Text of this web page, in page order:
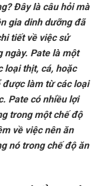
Đây là câu hỏi mà
gia dinh dưỡng đã
tiết về việc sử
ngày. Pate là một
loại thịt, cá, hoặc
được làm từ các loại
Pate có nhiều lợi
trong một chế độ
về việc nên ăn
nó trong chế độ ăn